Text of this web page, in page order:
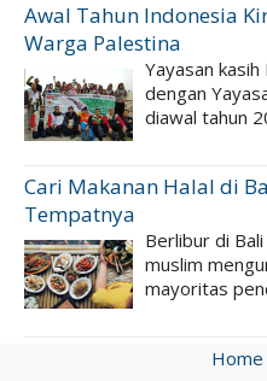
Awal Tahun Indonesia
Warga Palestina
Yayasan
dengan
diawal tahun
Cari Makanan Halal di
Tempatnya
Berlibur di
muslim
mayoritas
Home